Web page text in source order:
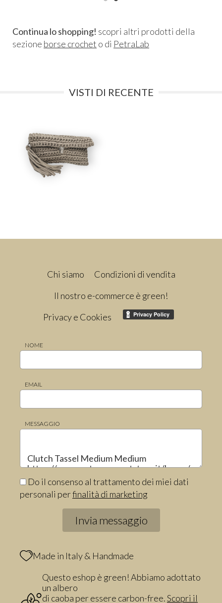
Continua lo shopping! scopri altri prodotti della
sezione borse crochet o di PetraLab
VISTI DI RECENTE
Chi siamo
Condizioni di vendita
Il nostro e-commerce è green!
Privacy e Cookies
NOME
EMAIL
MESSAGGIO
Do il consenso al trattamento dei miei dati
personali perfinalità di marketing
Made in Italy & Handmade
Questo eshop è green! Abbiamo adottato
un albero
di caoba per essere carbon-free.Scopri il